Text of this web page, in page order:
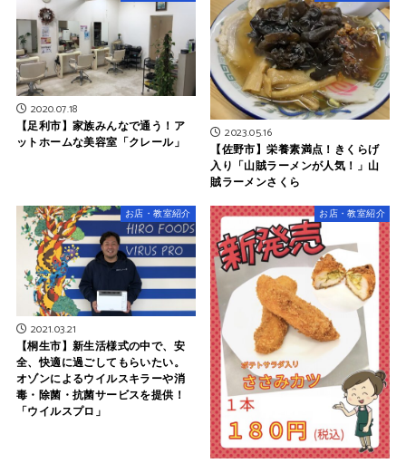
2020.07.18
【足利市】家族みんなで通う！ア
ットホームな美容室「クレール」
2023.05.16
【佐野市】栄養素満点！きくらげ
入り「山賊ラーメンが人気！」山
賊ラーメンさくら
お店・教室紹介
2021.03.21
【桐生市】新生活様式の中で、安
全、快適に過ごしてもらいたい。
オゾンによるウイルスキラーや消
毒・除菌・抗菌サービスを提供！
「ウイルスプロ」
お店・教室紹介